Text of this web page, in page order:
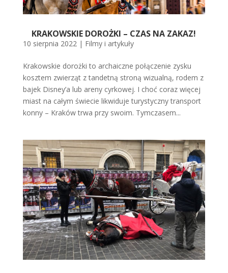
KRAKOWSKIE DOROŻKI – CZAS NA ZAKAZ!
10 sierpnia 2022| Filmy i artykuły
Krakowskie dorożki to archaiczne połączenie zysku
kosztem zwierząt z tandetną stroną wizualną, rodem z
bajek Disney’a lub areny cyrkowej. I choć coraz więcej
miast na całym świecie likwiduje turystyczny transport
konny – Kraków trwa przy swoim. Tymczasem...